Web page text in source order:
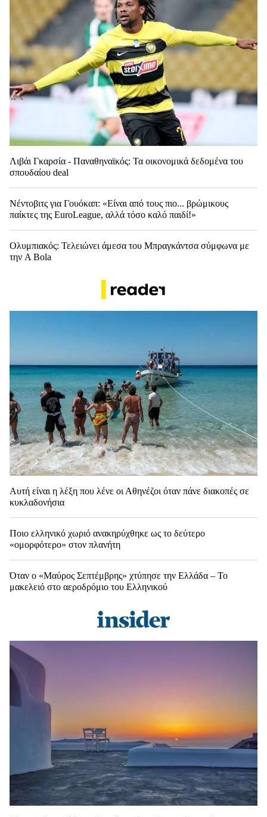
Λιβάι Γκαρσία - Παναθηναϊκός: Τα οικονομικά δεδομένα του
σπουδαίου deal
Νέντοβιτς για Γουόκαπ: «Είναι από τους πιο... βρώμικους
παίκτες της EuroLeague, αλλά τόσο καλό παιδί!»
Ολυμπιακός: Τελειώνει άμεσα του Μπραγκάντσα σύμφωνα με
την A Bola
Αυτή είναι η λέξη που λένε οι Αθηνέζοι όταν πάνε διακοπές σε
κυκλαδονήσια
Ποιο ελληνικό χωριό ανακηρύχθηκε ως το δεύτερο
«ομορφότερο» στον πλανήτη
Όταν ο «Μαύρος Σεπτέμβρης» χτύπησε την Ελλάδα – Το
μακελειό στο αεροδρόμιο του Ελληνικού